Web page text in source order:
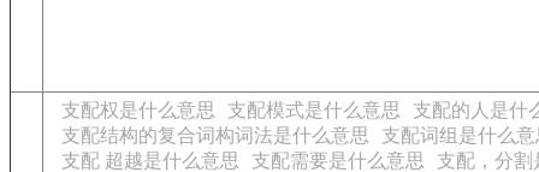
支配权是什么意思 支配模式是什么意思
支配的人是什
支配结构的复合词构词法是什么意思
支配词组是什么意
支配 超越是什么意思
支配需要是什么意思
支配，分割